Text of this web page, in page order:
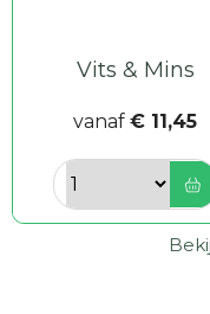
Vits & Mins
vanaf € 11,45